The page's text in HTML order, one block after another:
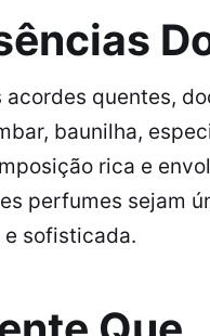
quentes,
baunilha,
rica e
perfumes sejam
e sofisticada.